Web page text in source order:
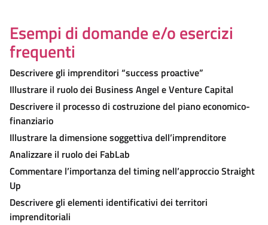
Esempi di domande e/o esercizi
frequenti
Descrivere gli imprenditori “success proactive”
Illustrare il ruolo dei Business Angel e Venture Capital
Descrivere il processo di costruzione del piano economico-
finanziario
Illustrare la dimensione soggettiva dell’imprenditore
Analizzare il ruolo dei FabLab
Commentare l’importanza del timing nell’approccio Straight
Up
Descrivere gli elementi identificativi dei territori
imprenditoriali